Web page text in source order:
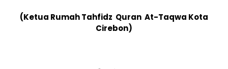
(Ketua Rumah Tahfidz Quran At-Taqwa Kota
Cirebon)